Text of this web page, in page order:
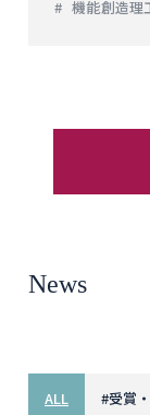
機能創造理
News
ALL #受賞